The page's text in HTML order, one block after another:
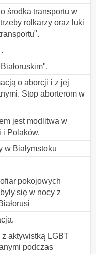
środka transportu w
rolkarzy oraz luki
o aborcji i z jej
Stop aborterom w
jest modlitwa w
i Polaków.
w Białymstoku
pokojowych
się w nocy z
aktywistką LGBT
podczas